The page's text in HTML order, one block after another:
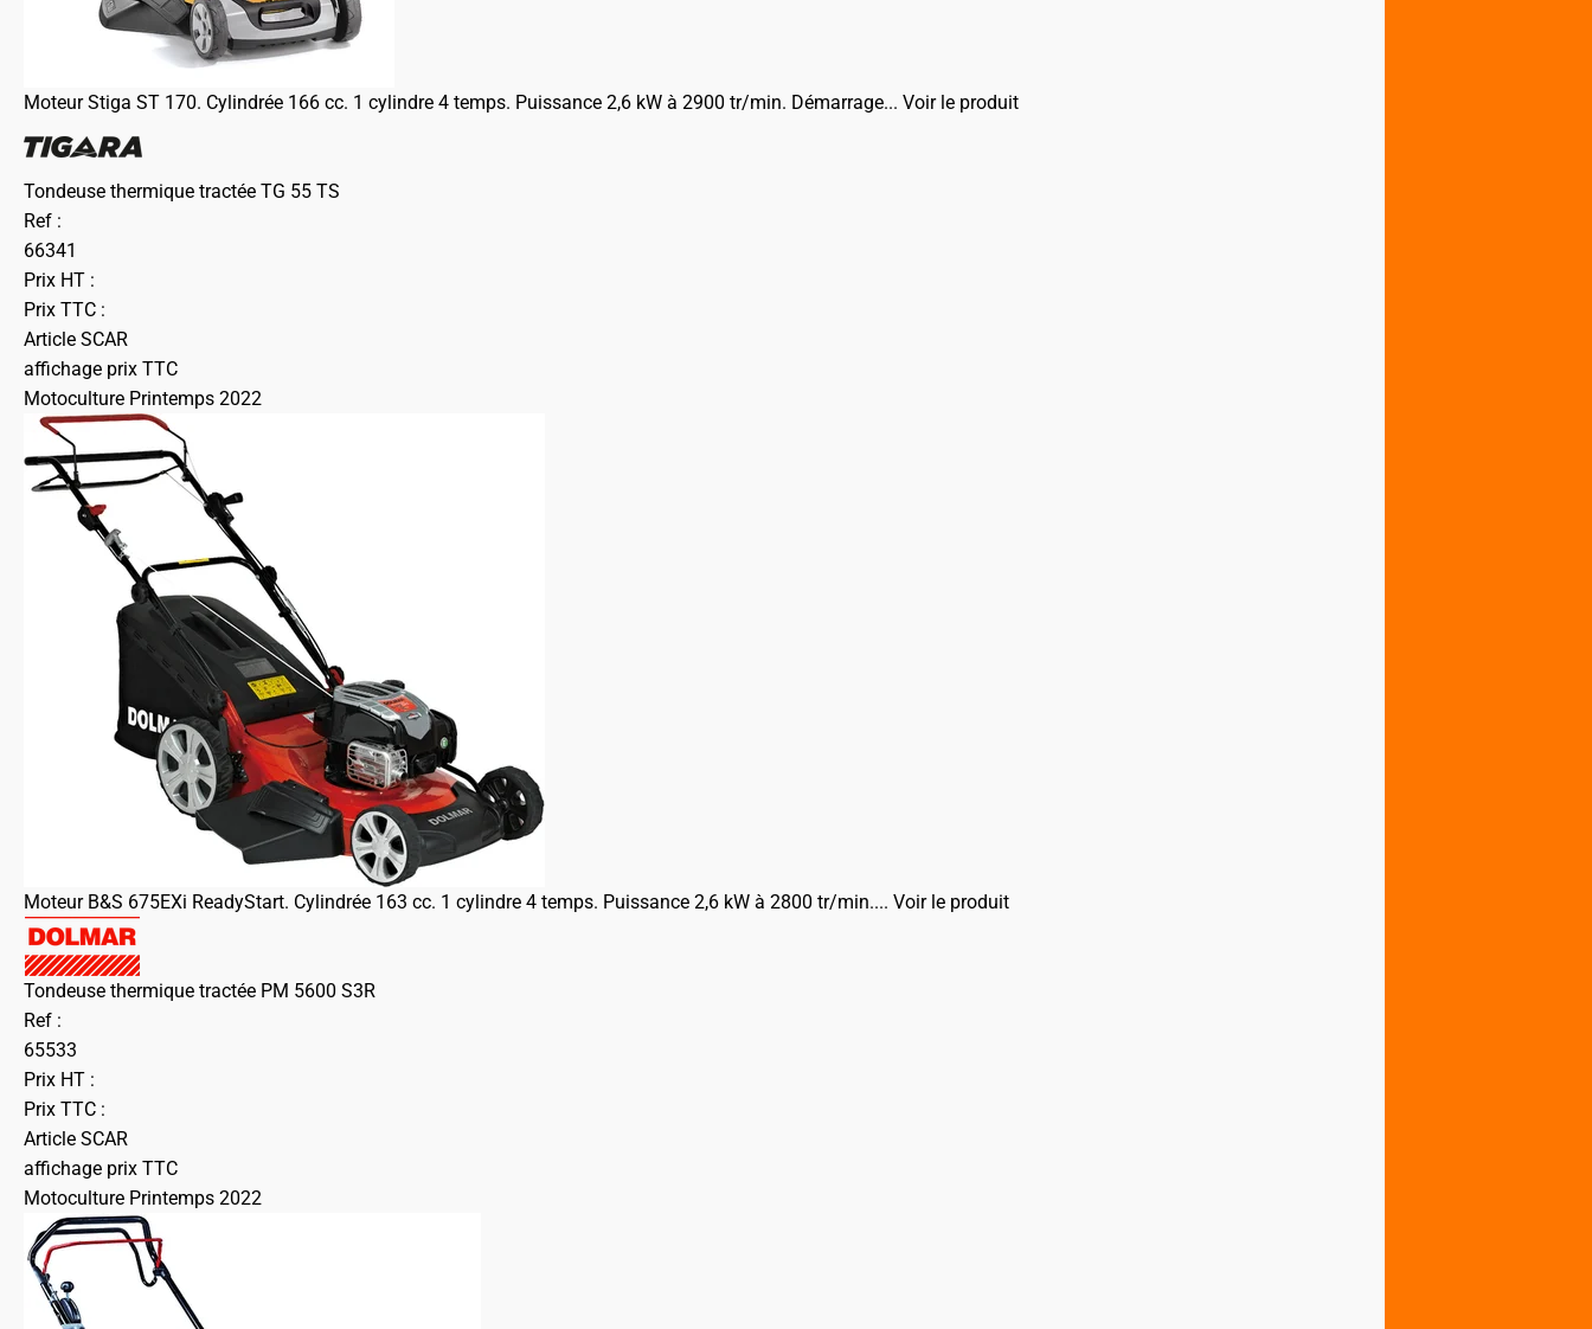
Moteur Stiga ST 170. Cylindrée 166 cc. 1 cylindre 4 temps. Puissance 2,6 kW à 2900 tr/min. Démarrage... Voir le produit
Tondeuse thermique tractée TG 55 TS
Ref :
66341
Prix HT :
Prix TTC :
Article SCAR
affichage prix TTC
Motoculture Printemps 2022
Moteur B&S 675EXi ReadyStart. Cylindrée 163 cc. 1 cylindre 4 temps. Puissance 2,6 kW à 2800 tr/min.... Voir le produit
Tondeuse thermique tractée PM 5600 S3R
Ref :
65533
Prix HT :
Prix TTC :
Article SCAR
affichage prix TTC
Motoculture Printemps 2022